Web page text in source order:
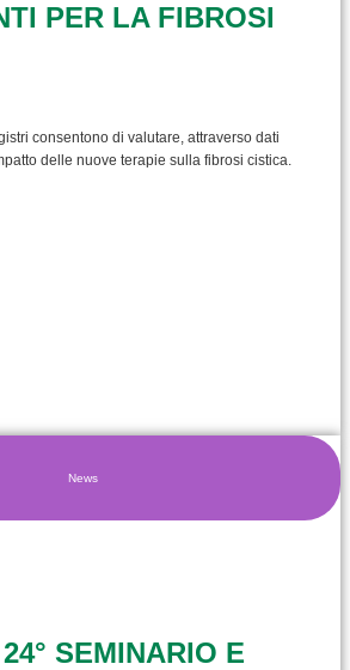
PER LA FIBROSI
consentono di valutare, attraverso dati
delle nuove terapie sulla fibrosi cistica.
News
SEMINARIO E